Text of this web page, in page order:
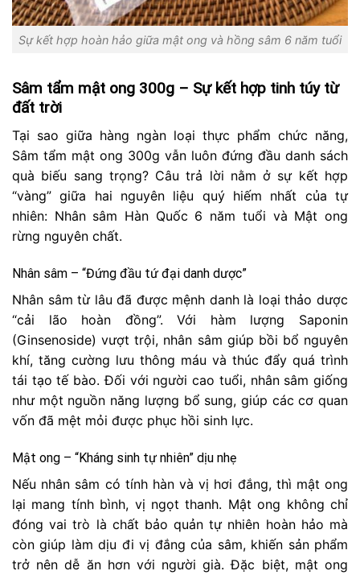
Sự kết hợp hoàn hảo giữa mật ong và hồng sâm 6 năm tuổi
Sâm tẩm mật ong 300g – Sự kết hợp tinh túy từ
đất trời
Tại sao giữa hàng ngàn loại thực phẩm chức năng,
Sâm tẩm mật ong 300g vẫn luôn đứng đầu danh sách
quà biếu sang trọng? Câu trả lời nằm ở sự kết hợp
“vàng” giữa hai nguyên liệu quý hiếm nhất của tự
nhiên: Nhân sâm Hàn Quốc 6 năm tuổi và Mật ong
rừng nguyên chất.
Nhân sâm – “Đứng đầu tứ đại danh dược”
Nhân sâm từ lâu đã được mệnh danh là loại thảo dược
“cải lão hoàn đồng”. Với hàm lượng Saponin
(Ginsenoside) vượt trội, nhân sâm giúp bồi bổ nguyên
khí, tăng cường lưu thông máu và thúc đẩy quá trình
tái tạo tế bào. Đối với người cao tuổi, nhân sâm giống
như một nguồn năng lượng bổ sung, giúp các cơ quan
vốn đã mệt mỏi được phục hồi sinh lực.
Mật ong – “Kháng sinh tự nhiên” dịu nhẹ
Nếu nhân sâm có tính hàn và vị hơi đắng, thì mật ong
lại mang tính bình, vị ngọt thanh. Mật ong không chỉ
đóng vai trò là chất bảo quản tự nhiên hoàn hảo mà
còn giúp làm dịu đi vị đắng của sâm, khiến sản phẩm
trở nên dễ ăn hơn với người già. Đặc biệt, mật ong